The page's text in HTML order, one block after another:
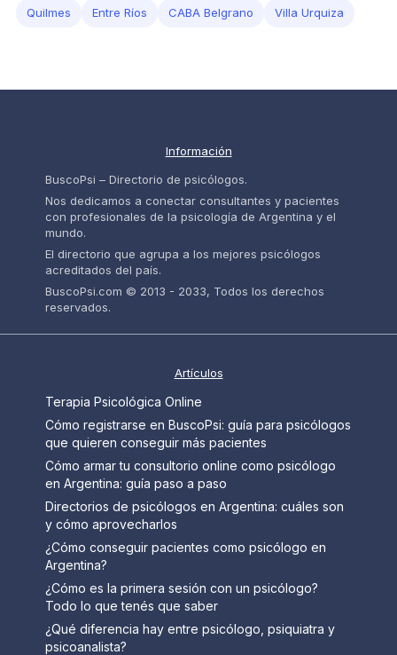
Quilmes Entre Ríos CABA Belgrano Villa Urquiza
Información
BuscoPsi – Directorio de psicólogos.
Nos dedicamos a conectar consultantes y pacientes
con profesionales de la psicología de Argentina y el
mundo.
El directorio que agrupa a los mejores psicólogos
acreditados del país.
BuscoPsi.com © 2013 - 2033, Todos los derechos
reservados.
Artículos
Terapia Psicológica Online
Cómo registrarse en BuscoPsi: guía para psicólogos
que quieren conseguir más pacientes
Cómo armar tu consultorio online como psicólogo
en Argentina: guía paso a paso
Directorios de psicólogos en Argentina: cuáles son
y cómo aprovecharlos
¿Cómo conseguir pacientes como psicólogo en
Argentina?
¿Cómo es la primera sesión con un psicólogo?
Todo lo que tenés que saber
¿Qué diferencia hay entre psicólogo, psiquiatra y
psicoanalista?